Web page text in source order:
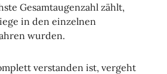
Gesamtaugenzahl zählt,
in den einzelnen
wurden.
verstanden ist, vergeht